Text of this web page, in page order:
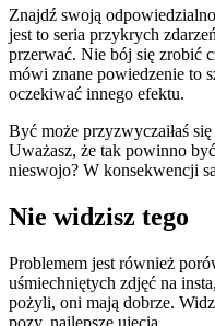
Znajdź swoją
jest to seria przykrych
przerwać. Nie bój się zrobić
mówi znane powiedzenie to
oczekiwać innego efektu.
Być może przyzwyczaiłaś
Uważasz, że tak powinno
nieswojo? W konsekwencji
Nie widzisz tego
Problemem jest również
uśmiechniętych zdjęć na
pożyli, oni mają dobrze.
pozy, najlepsze ujęcia.